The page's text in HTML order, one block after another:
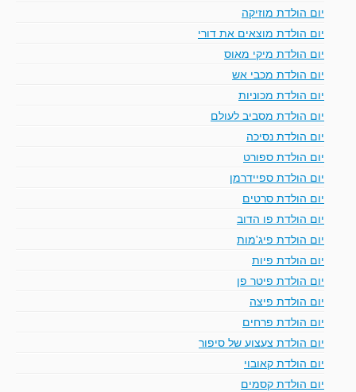
יום הולדת מוזיקה
יום הולדת מוצאים את דורי
יום הולדת מיקי מאוס
יום הולדת מכבי אש
יום הולדת מכוניות
יום הולדת מסביב לעולם
יום הולדת נסיכה
יום הולדת ספורט
יום הולדת ספיידרמן
יום הולדת סרטים
יום הולדת פו הדוב
יום הולדת פיג'מות
יום הולדת פיות
יום הולדת פיטר פן
יום הולדת פיצה
יום הולדת פרחים
יום הולדת צעצוע של סיפור
יום הולדת קאובוי
יום הולדת קסמים